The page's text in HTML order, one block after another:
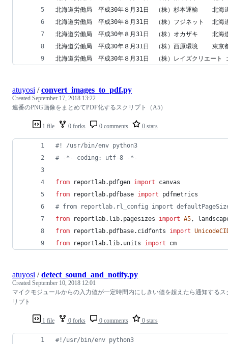
1 file 0 forks 0 comments 0 stars
atuyosi /convert_images_to_pdf.py
Created September 17, 2018 13:22
連番のPNG画像をまとめてPDF化するスクリプト（A5）
#! /usr/bin/env python3
# -*- coding: utf-8 -*-
from reportlab. pdfgen import
canvas
from
reportlab. pdfbase import
pdfmetrics
# from reportlab.rl_config import
from
reportlab. lib. pagesizes import A5,
from
reportlab. pdfbase. cidfonts import
from
reportlab. lib. units import cm
1 file 0 forks 0 comments 0 stars
atuyosi /detect_sound_and_notify.py
Created September 10, 2018 12:01
マイクモジュールからの入力値が一定時間内にしきい値を超えたら通知するス
リプト
#!/usr/bin/env python3